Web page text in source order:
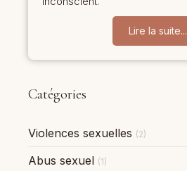
Lire la suite...
Catégories
Violences sexuelles (2)
Abus sexuel (1)